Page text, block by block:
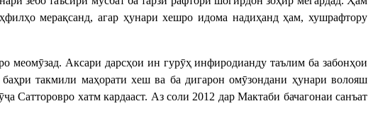
мерақсанд, агар ҳунари хешро идома надиҳанд ҳам, хушрафтору
Аксари дарсҳои ин гурӯҳ инфиродианду таълим ба забонҳои
такмили маҳорати хеш ва ба дигарон омӯзондани ҳунари волояш
хатм кардааст. Аз соли 2012 дар Мактаби бачагонаи санъат